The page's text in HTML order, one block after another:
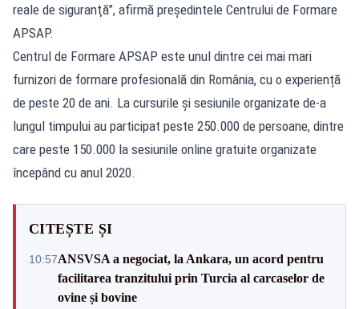
reale de siguranţă”, afirmă preşedintele Centrului de Formare
APSAP.
Centrul de Formare APSAP este unul dintre cei mai mari
furnizori de formare profesională din România, cu o experiență
de peste 20 de ani. La cursurile și sesiunile organizate de-a
lungul timpului au participat peste 250.000 de persoane, dintre
care peste 150.000 la sesiunile online gratuite organizate
începând cu anul 2020.
CITEȘTE ȘI
10:57ANSVSA a negociat, la Ankara, un acord pentru
facilitarea tranzitului prin Turcia al carcaselor de
ovine și bovine